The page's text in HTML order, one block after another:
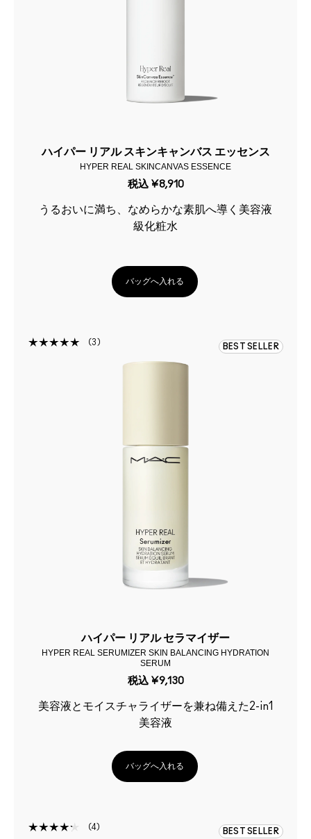
ハイパー リアル スキンキャンバス エッセンス
HYPER REAL SKINCANVAS ESSENCE
税込 ¥8,910
うるおいに満ち、なめらかな素肌へ導く美容液
級化粧水
バッグへ入れる
3 BEST SELLER
ハイパー リアル セラマイザー
HYPER REAL SERUMIZER SKIN BALANCING HYDRATION
SERUM
税込 ¥9,130
美容液とモイスチャライザーを兼ね備えた2-in1
美容液
バッグへ入れる
4 BEST SELLER